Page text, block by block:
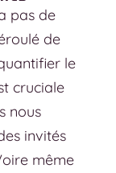
pas de
de
le
cruciale
nous
invités
même